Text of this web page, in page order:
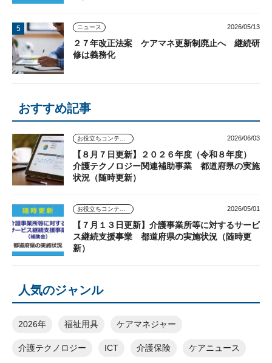
ニュース 2026/05/13
２７年改正法案 ケアマネ更新制廃止へ 継続研
修は義務化
おすすめ記事
2026/06/03
【８月７日更新】２０２６年度（令和８年度）
介護テクノロジー関連補助事業 都道府県の実施
状況（随時更新）
2026/05/01
【７月１３日更新】介護事業所等に対するサービ
ス継続支援事業 都道府県の実施状況（随時更
新）
人気のジャンル
2026年 福祉用具 ケアマネジャー
介護テクノロジー ICT 介護保険 ケアニュース